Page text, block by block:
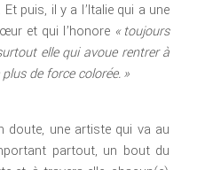
Et puis, il y a l’Italie qui a une
et qui l’honore « toujours
elle qui avoue rentrer à
de force colorée. »
doute, une artiste qui va au
partout, un bout du